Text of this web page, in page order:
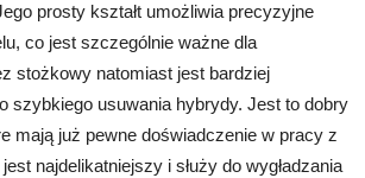
prosty kształt umożliwia precyzyjne
co jest szczególnie ważne dla
stożkowy natomiast jest bardziej
szybkiego usuwania hybrydy. Jest to dobry
mają już pewne doświadczenie w pracy z
najdelikatniejszy i służy do wygładzania